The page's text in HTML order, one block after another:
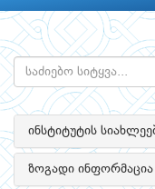
ინსტიტუტის
ზოგადი ინფორმაცია